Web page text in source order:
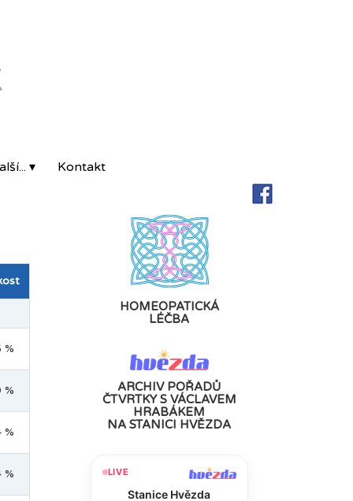
▾ Kontakt
%
%
%
%
HOMEOPATICKÁ
LÉČBA
ARCHIV POŘADŮ
ČTVRTKY S VÁCLAVEM
HRABÁKEM
NA STANICI HVĚZDA
LIVE
Stanice Hvězda